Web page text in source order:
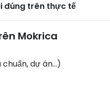
đúng trên thực tế
Mokrica
dự án…)